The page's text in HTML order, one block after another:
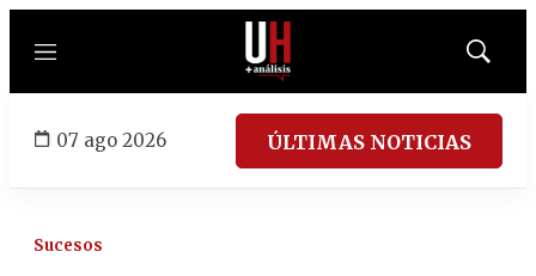
Menú
Mostrar
07 ago 2026 ÚLTIMAS NOTICIAS
Sucesos